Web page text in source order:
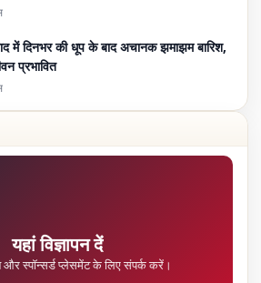
में दिनभर की धूप के बाद अचानक झमाझम बारिश,
प्रभावित
यहां विज्ञापन दें
और स्पॉन्सर्ड प्लेसमेंट के लिए संपर्क करें।